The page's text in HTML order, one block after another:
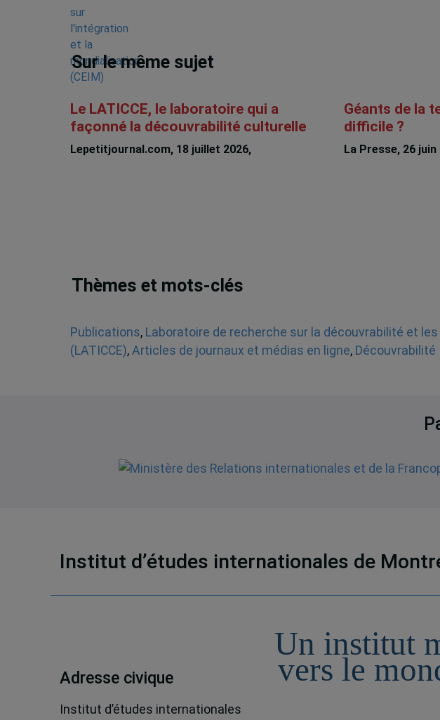
Sur le même sujet
Le LATICCE, le laboratoire qui a
façonné la découvrabilité culturelle
Lepetitjournal.com, 18 juillet 2026,
Géants de la
difficile ?
La Presse, 26 juin
Thèmes et mots-clés
Publications, Laboratoire de recherche sur la découvrabilité et
(LATICCE), Articles de journaux et médias en ligne, Découvrabilité
Institut d’études internationales de
Adresse civique
Institut d’études internationales
Un institut
vers le